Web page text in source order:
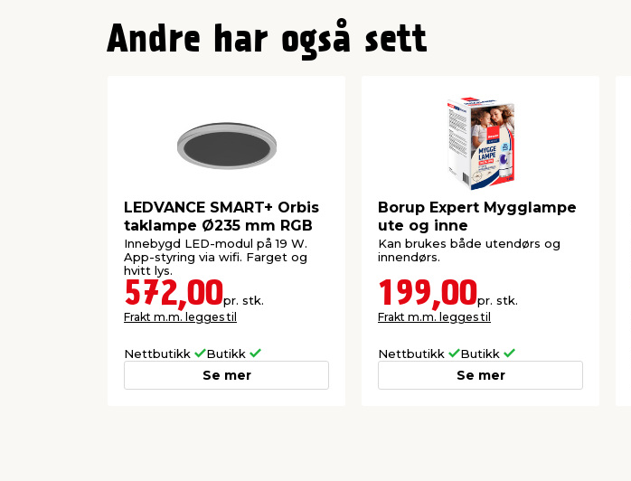
Andre har også sett
LEDVANCE SMART+ Orbis
taklampe Ø235 mm RGB
Innebygd LED-modul på 19 W.
App-styring via wifi. Farget og
hvitt lys.
572,00pr. stk.
Frakt m.m. legges til
Nettbutikk Butikk
Se mer
Borup Expert Mygglampe
ute og inne
Kan brukes både utendørs og
innendørs.
199,00pr. stk.
Frakt m.m. legges til
Nettbutikk Butikk
Se mer